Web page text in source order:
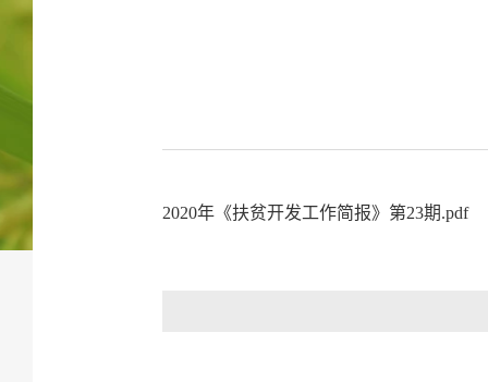
2020年《扶贫开发工作简报》第23期.pdf